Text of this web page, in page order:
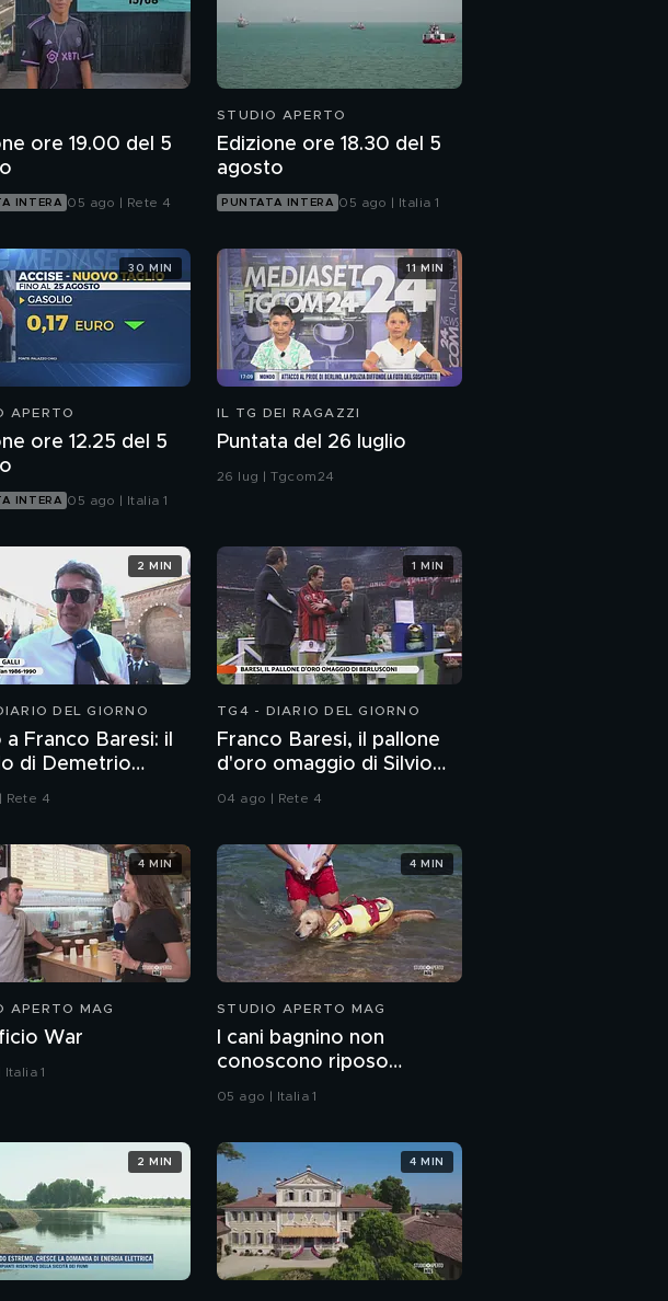
ore 19.00 del 5
INTERA 05 ago | Rete 4
STUDIO APERTO
Edizione ore 18.30 del 5
agosto
PUNTATA INTERA 05 ago | Italia 1
APERTO
ore 12.25 del 5
INTERA 05 ago | Italia 1
30 MIN
IL TG DEI RAGAZZI
Puntata del 26 luglio
26 lug | Tgcom24
11 MIN
DEL GIORNO
Franco Baresi: il
di Demetrio
Clarence
Rete 4
2 MIN
TG4 - DIARIO DEL GIORNO
Franco Baresi, il pallone
d'oro omaggio di Silvio
Berlusconi
04 ago | Rete 4
1 MIN
APERTO MAG
War
1
4 MIN
STUDIO APERTO MAG
I cani bagnino non
conoscono riposo
d'estate
05 ago | Italia 1
4 MIN
2 MIN 4 MIN